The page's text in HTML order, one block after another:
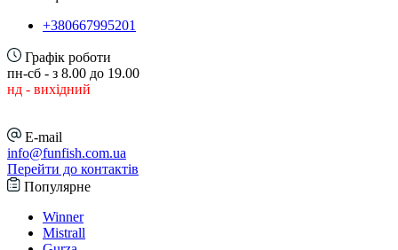
+380667995201
Графік роботи
пн-сб - з 8.00 до 19.00
нд - вихідний
E-mail
info@funfish.com.ua
Перейти до контактів
Популярне
Winner
Mistrall